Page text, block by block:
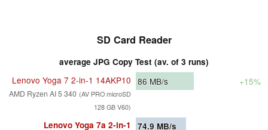
SD Card Reader
average JPG Copy Test (av. of 3 runs)
Lenovo Yoga 7 2-in-1 14AKP10
AMD Ryzen AI 5 340 (AV PRO microSD
128 GB V60)
86 MB/s +15%
Lenovo Yoga 7a 2-in-1 74.9 MB/s